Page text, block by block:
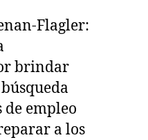
Flagler:
brindar
de empleo
a los